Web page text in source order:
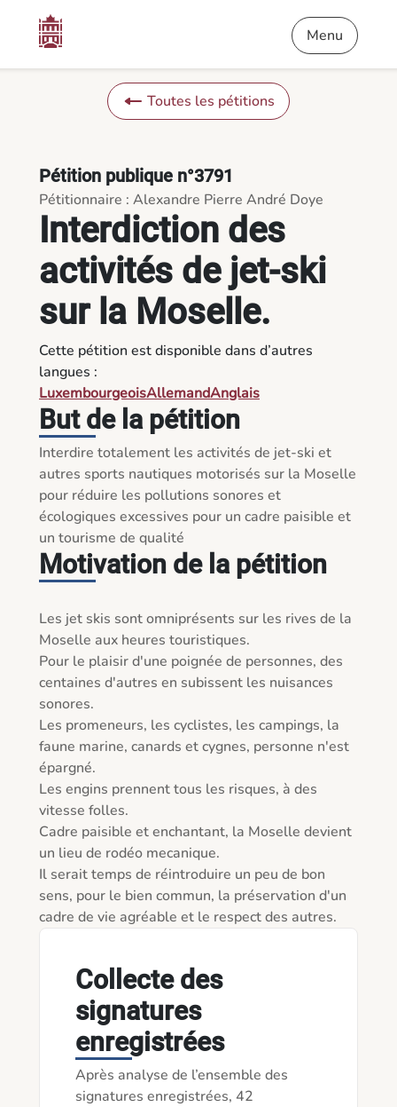
Interdiction des activités de jet-ski sur la Moselle. - Pétitions
Menu
Toutes les pétitions
Interdiction des
activités de jet-ski
sur la Moselle.
Pétition publique n°3791
Pétitionnaire : Alexandre Pierre André Doye
Cette pétition est disponible dans d’autres
langues :
LuxembourgeoisAllemandAnglais
But de la pétition
Interdire totalement les activités de jet-ski et
autres sports nautiques motorisés sur la Moselle
pour réduire les pollutions sonores et
écologiques excessives pour un cadre paisible et
Motivation de la pétition
Les jet skis sont omniprésents sur les rives de la
Moselle aux heures touristiques.
Pour le plaisir d'une poignée de personnes, des
centaines d'autres en subissent les nuisances
sonores.
Les promeneurs, les cyclistes, les campings, la
faune marine, canards et cygnes, personne n'est
épargné.
Les engins prennent tous les risques, à des
vitesse folles.
Cadre paisible et enchantant, la Moselle devient
un lieu de rodéo mecanique.
Il serait temps de réintroduire un peu de bon
sens, pour le bien commun, la préservation d'un
cadre de vie agréable et le respect des autres.
Collecte des
signatures
enregistrées
Après analyse de l’ensemble des
signatures enregistrées, 42